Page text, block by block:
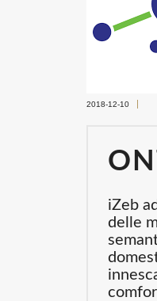
2018-12-10
iZeb
delle